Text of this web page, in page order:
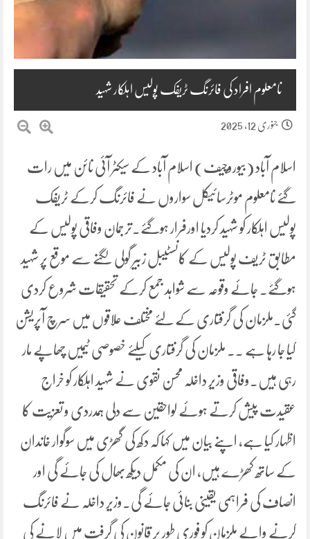
نامعلوم افراد کی فائرنگ ٹریفک پولیس اہلکار شہید
جنوری 12, 2025
اسلام آباد (بیوروچیف) اسلام آباد کے سیکٹر آئی نائن میں رات
گئے نامعلوم موٹرسائیکل سواروں نے فائرنگ کرکے ٹریفک
پولیس اہلکار کو شہید کردیا اورفرار ہوگئے۔ترجمان وفاقی پولیس کے
مطابق ٹریف پولیس کے کانسٹیبل زبیر گولی لگنے سے موقع پر شہید
ہوگئے۔ جائے وقوعہ سے شواہد جمع کرکے تحقیقات شروع کردی
گئی۔ملزمان کی گرفتاری کے لئے مختلف علاقوں میں سرچ آپریشن
کیا جا رہا ہے ۔۔ ملزمان کی گرفتاری کیلئے خصوصی ٹیمیں چھاپے مار
رہی ہیں۔وفاقی وزیر داخلہ محسن نقوی نے شہید اہلکار کو خراج
عقیدت پیش کرتے ہوئے لواحقین سے دلی ہمدردی و تعزیت کا
اظہار کیا ہے، اپنے بیان میں کہا کہ دکھ کی گھڑی میں سوگوار خاندان
کے ساتھ کھڑے ہیں، ان کی مکمل دیکھ بھال کی جائے گی اور
انصاف کی فراہمی یقینی بنائی جائے گی۔وزیر داخلہ نے فائرنگ
کرنے والے ملزمان کو فوری طور پر قانون کی گرفت میں لانے کی